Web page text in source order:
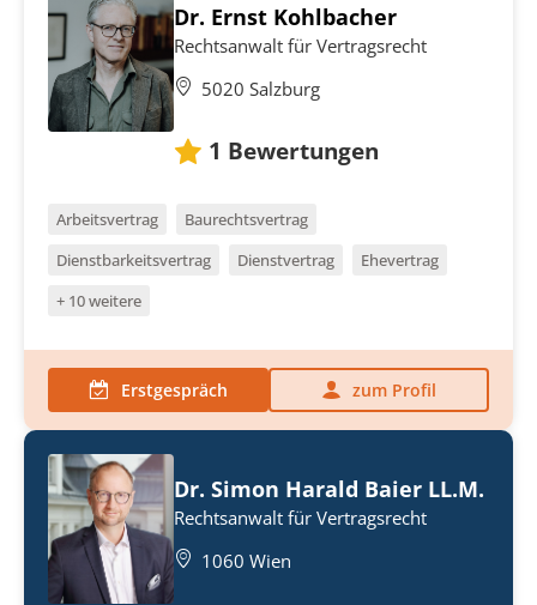
Dr. Ernst Kohlbacher
Rechtsanwalt für Vertragsrecht
5020 Salzburg
1 Bewertungen
Arbeitsvertrag
Baurechtsvertrag
Dienstbarkeitsvertrag
Dienstvertrag
Ehevertrag
+ 10 weitere
Erstgespräch zum Profil
Dr. Simon Harald Baier LL.M.
Rechtsanwalt für Vertragsrecht
1060 Wien